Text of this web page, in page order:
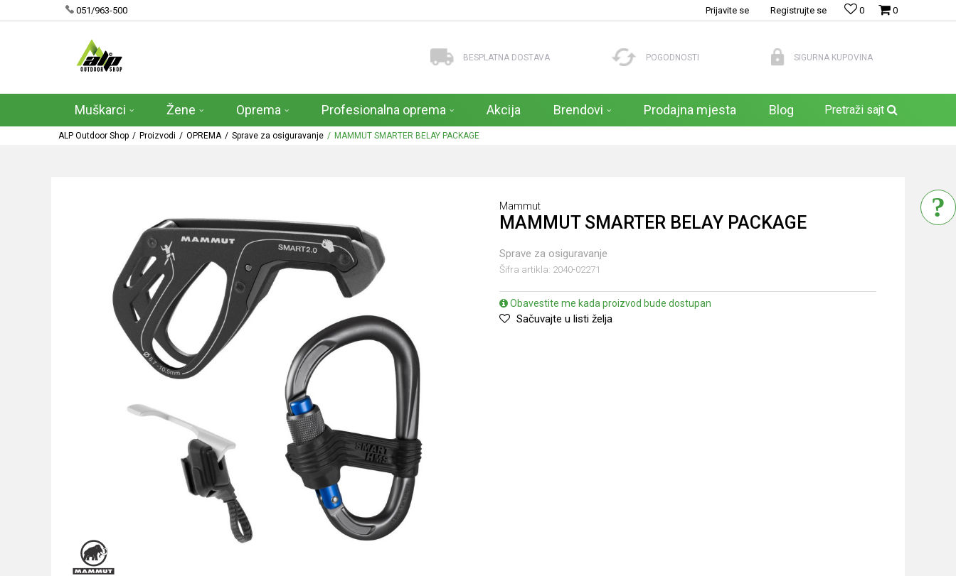
051/963-500 0
0
Prijavite se Registrujte se
BESPLATNA DOSTAVA POGODNOSTI SIGURNA KUPOVINA
Muškarci Žene Oprema Profesionalna oprema Akcija Brendovi Prodajna mjesta Blog Pretraži sajt
ALP Outdoor Shop Proizvodi OPREMA Sprave za osiguravanje MAMMUT SMARTER BELAY PACKAGE
Mammut
MAMMUT SMARTER BELAY PACKAGE
Sprave za osiguravanje
Šifra artikla: 2040-02271
Obavestite me kada proizvod bude dostupan
Sačuvajte u listi želja